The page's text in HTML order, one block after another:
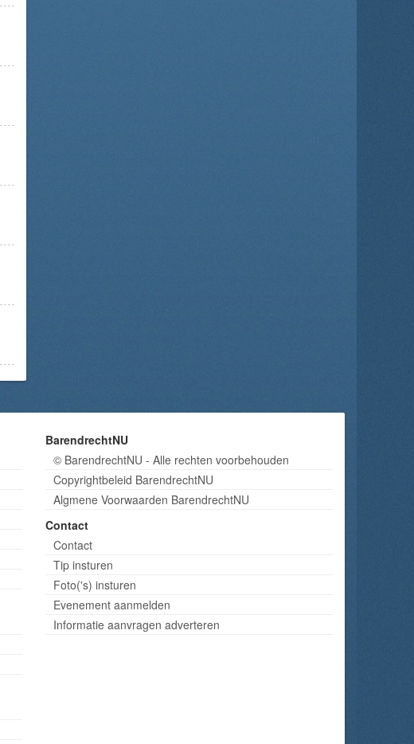
BarendrechtNU
© BarendrechtNU - Alle rechten voorbehouden
Copyrightbeleid BarendrechtNU
Algmene Voorwaarden BarendrechtNU
Contact
Contact
Tip insturen
Foto('s) insturen
Evenement aanmelden
Informatie aanvragen adverteren